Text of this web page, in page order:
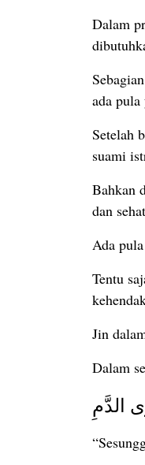
Dalam
ada pula
Setelah
suami
Bahkan
dan
Ada
Tentu
Jin
الدَّمِ